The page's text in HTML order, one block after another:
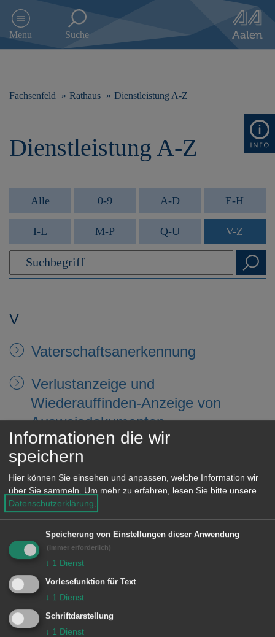
e
p
Menu Suche
Fachsenfeld Rathaus Dienstleistung A-Z
Dienstleistung A-Z
Alle 0-9 A-D E-H
I-L M-P Q-U V-Z
V
Vaterschaftsanerkennung
Verlustanzeige und
Wiederauffinden-Anzeige von
Ausweisdokumenten
W
Wohnortänderungen
Wohnsitzerklärungen
Wohnungsgeber
(Wohnungsgeberbestätigung)
Keine weiteren Einträge vorhanden.
Informationen die wir
speichern
Hier können Sie einsehen und anpassen, welche Information wir
über Sie sammeln. Um mehr zu erfahren, lesen Sie bitte unsere
Datenschutzerklärung.
Speicherung von Einstellungen dieser Anwendung
(immer erforderlich)
↓ 1 Dienst
Vorlesefunktion für Text
↓ 1 Dienst
Schriftdarstellung
↓ 1 Dienst